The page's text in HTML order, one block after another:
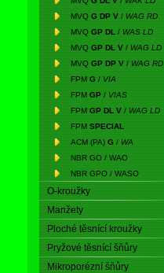
MVQ G DP V / WAG RD
MVQ GP DL / WAS LD
MVQ GP DL V / WAG LD
MVQ GP DP V / WAG RD
FPM G / VIA
FPM GP / VIAS
FPM GP DL V / WAG LD
FPM SPECIAL
ACM (PA) G / WA
NBR GO / WAO
NBR GPO / WASO
O-kroužky
Manžety
Ploché těsnící kroužky
Pryžové těsnící šňůry
Mikroporézní šňůry